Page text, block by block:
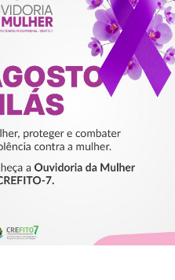
AGOSTO LILÁS –
ACOLHER,
PROTEGER E
COMBATER A
VIOLÊNCIA
CONTRA A
MULHER